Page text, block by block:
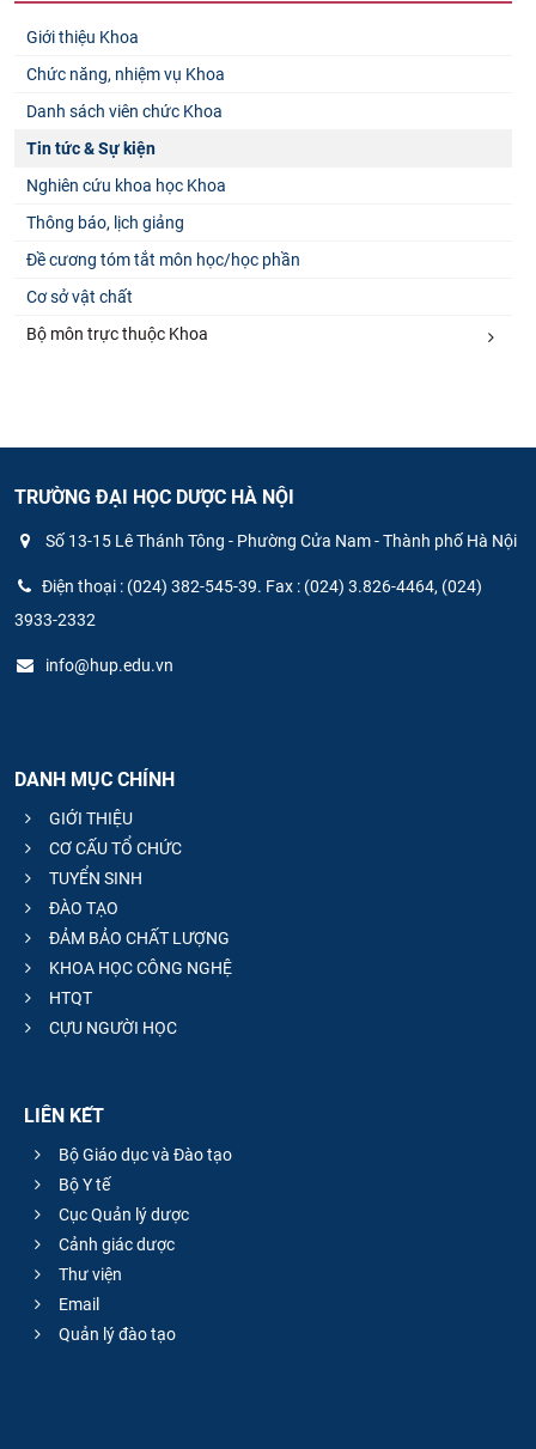
Giới thiệu Khoa
Chức năng, nhiệm vụ Khoa
Danh sách viên chức Khoa
Tin tức & Sự kiện
Nghiên cứu khoa học Khoa
Thông báo, lịch giảng
Đề cương tóm tắt môn học/học phần
Cơ sở vật chất
Bộ môn trực thuộc Khoa
TRƯỜNG ĐẠI HỌC DƯỢC HÀ NỘI
Số 13-15 Lê Thánh Tông - Phường Cửa Nam - Thành phố Hà Nội
Điện thoại : (024) 382-545-39. Fax : (024) 3.826-4464, (024)
3933-2332
info@hup.edu.vn
DANH MỤC CHÍNH
GIỚI THIỆU
CƠ CẤU TỔ CHỨC
TUYỂN SINH
ĐÀO TẠO
ĐẢM BẢO CHẤT LƯỢNG
KHOA HỌC CÔNG NGHỆ
HTQT
CỰU NGƯỜI HỌC
LIÊN KẾT
Bộ Giáo dục và Đào tạo
Bộ Y tế
Cục Quản lý dược
Cảnh giác dược
Thư viện
Email
Quản lý đào tạo